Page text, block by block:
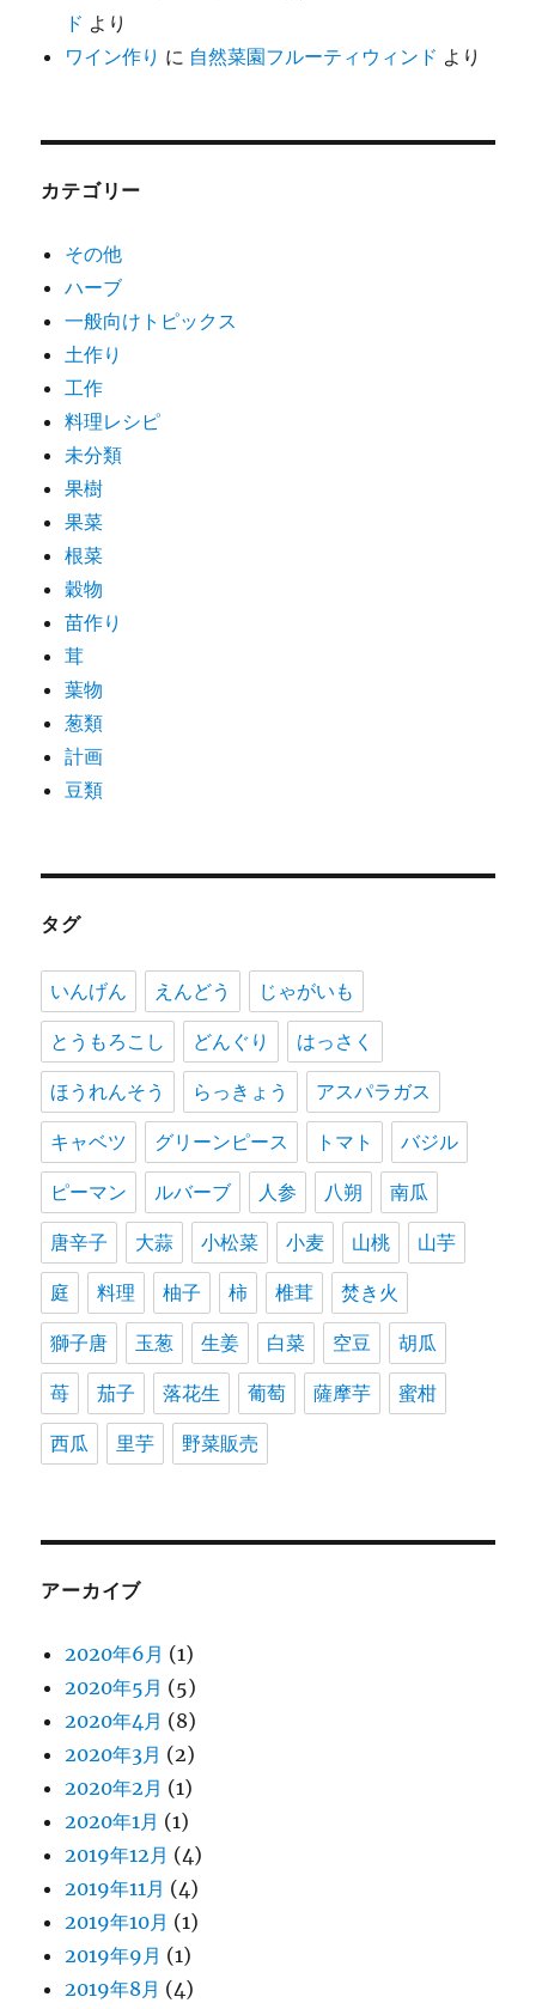
ド より
ワイン作り に 自然菜園フルーティウィンド より
カテゴリー
その他
ハーブ
一般向けトピックス
土作り
工作
料理レシピ
未分類
果樹
果菜
根菜
穀物
苗作り
茸
葉物
葱類
計画
豆類
タグ
いんげん えんどう じゃがいも
とうもろこし どんぐり はっさく
ほうれんそう らっきょう アスパラガス
キャベツ グリーンピース トマト バジル
ピーマン ルバーブ 人参 八朔 南瓜
唐辛子 大蒜 小松菜 小麦 山桃 山芋
庭 料理 柚子 柿 椎茸 焚き火
獅子唐 玉葱 生姜 白菜 空豆 胡瓜
苺 茄子 落花生 葡萄 薩摩芋 蜜柑
西瓜 里芋 野菜販売
アーカイブ
2020年6月 (1)
2020年5月 (5)
2020年4月 (8)
2020年3月 (2)
2020年2月 (1)
2020年1月 (1)
2019年12月 (4)
2019年11月 (4)
2019年10月 (1)
2019年9月 (1)
2019年8月 (4)